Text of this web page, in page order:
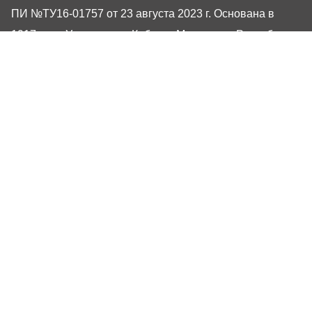
ПИ №ТУ16-01757 от 23 августа 2023 г. Основана в
1917 году. Учредители: Кабинет Министров Республики